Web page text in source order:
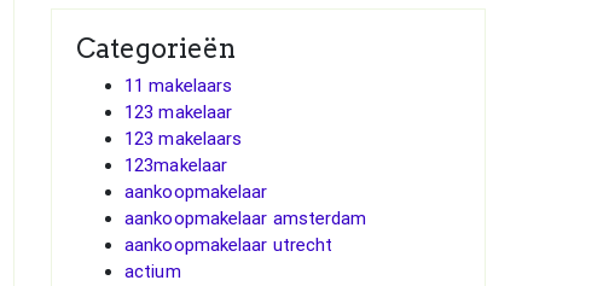
Categorieën
11 makelaars
123 makelaar
123 makelaars
123makelaar
aankoopmakelaar
aankoopmakelaar amsterdam
aankoopmakelaar utrecht
actium